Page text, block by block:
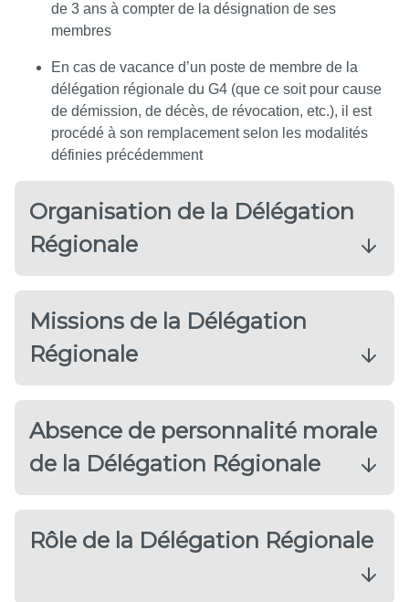
de 3 ans à compter de la désignation de ses
membres
En cas de vacance d’un poste de membre de la
délégation régionale du G4 (que ce soit pour cause
de démission, de décès, de révocation, etc.), il est
procédé à son remplacement selon les modalités
définies précédemment
Organisation de la Délégation
Régionale
Missions de la Délégation
Régionale
Absence de personnalité morale
de la Délégation Régionale
Rôle de la Délégation Régionale